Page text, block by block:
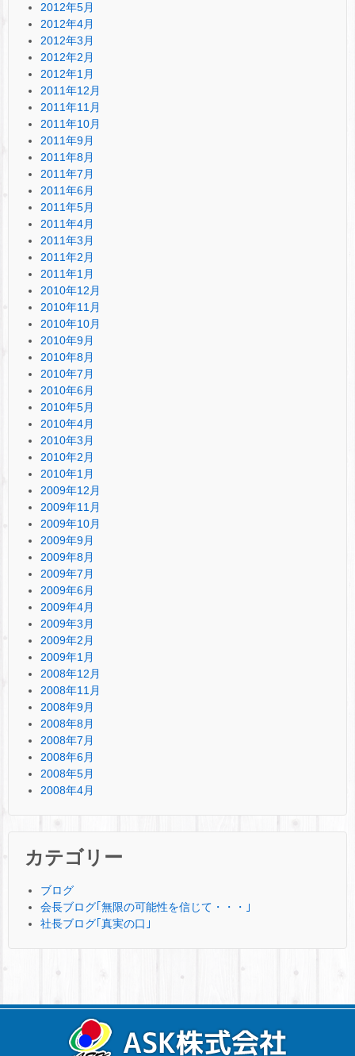
2012年5月
2012年4月
2012年3月
2012年2月
2012年1月
2011年12月
2011年11月
2011年10月
2011年9月
2011年8月
2011年7月
2011年6月
2011年5月
2011年4月
2011年3月
2011年2月
2011年1月
2010年12月
2010年11月
2010年10月
2010年9月
2010年8月
2010年7月
2010年6月
2010年5月
2010年4月
2010年3月
2010年2月
2010年1月
2009年12月
2009年11月
2009年10月
2009年9月
2009年8月
2009年7月
2009年6月
2009年4月
2009年3月
2009年2月
2009年1月
2008年12月
2008年11月
2008年9月
2008年8月
2008年7月
2008年6月
2008年5月
2008年4月
カテゴリー
ブログ
会長ブログ｢無限の可能性を信じて・・・｣
社長ブログ｢真実の口｣